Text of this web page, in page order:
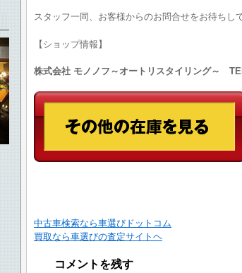
スタッフ一同、お客様からのお問合せをお待ちし
【ショップ情報】
株式会社 モノノフ～オートリスタイリング～
中古車検索なら車選びドットコム
買取なら車選びの査定サイトヘ
コメントを残す